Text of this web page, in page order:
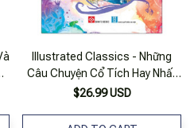
Illustrated Classics - Những
Câu Chuyện Cổ Tích Hay Nhất
Thế Giới
$26.99 USD